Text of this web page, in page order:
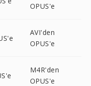
OPUS'e
AVI'den
OPUS'e
M4R'den
OPUS'e